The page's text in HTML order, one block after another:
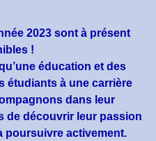
2023 sont à présent
!
éducation et des
étudiants à une carrière
dans leur
de découvrir leur passion
poursuivre activement.